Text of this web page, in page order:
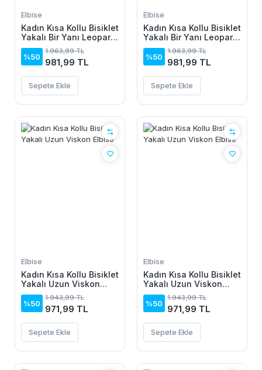
Elbise
Kadın Kısa Kollu Bisiklet
Yakalı Bir Yanı Leopar
Detaylı Uzun Viskon
Elbise
%50
1.963,99 TL
981,99 TL
Sepete Ekle
Elbise
Kadın Kısa Kollu Bisiklet
Yakalı Bir Yanı Leopar
Detaylı Uzun Viskon
Elbise
%50
1.963,99 TL
981,99 TL
Sepete Ekle
Elbise
Kadın Kısa Kollu Bisiklet
Yakalı Uzun Viskon
Elbise
%50
1.943,99 TL
971,99 TL
Sepete Ekle
Elbise
Kadın Kısa Kollu Bisiklet
Yakalı Uzun Viskon
Elbise
%50
1.943,99 TL
971,99 TL
Sepete Ekle